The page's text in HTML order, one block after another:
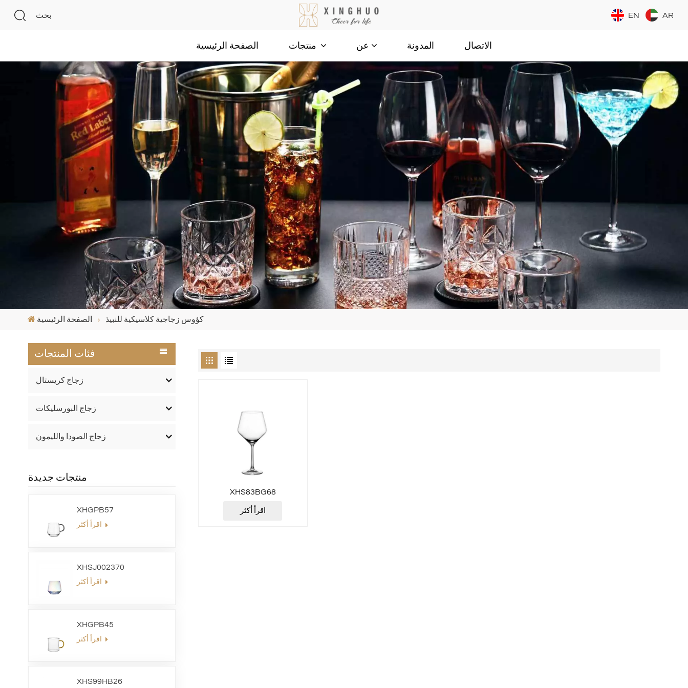
بحث EN AR
الصفحة الرئيسية عن المدونة الاتصال
الصفحة الرئيسية كؤوس زجاجية كلاسيكية للنبيذ
فئات المنتجات
زجاج كريستال
زجاج البورسليكات
زجاج الصودا والليمون
منتجات جديدة
XHGPB57
XHSJ002370
XHGPB45
XHS99HB26
XHS83BG68
اقرأ أكثر